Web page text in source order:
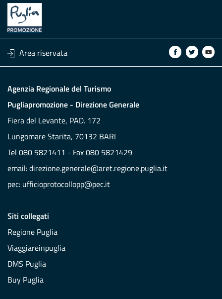
Area riservata
Agenzia Regionale del Turismo
Pugliapromozione - Direzione Generale
Fiera del Levante, PAD. 172
Lungomare Starita, 70132 BARI
Tel 080 5821411 - Fax 080 5821429
email:direzione.generale@aret.regione.puglia.it
pec: ufficioprotocollopp@pec.it
Siti collegati
Regione Puglia
Viaggiareinpuglia
DMS Puglia
Buy Puglia